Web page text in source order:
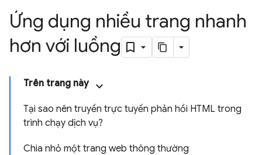
Ứng dụng nhiều trang nhanh
hơn với luồng
Trên trang này
Tại sao nên truyền trực tuyến phản hồi HTML trong
trình chạy dịch vụ?
Chia nhỏ một trang web thông thường